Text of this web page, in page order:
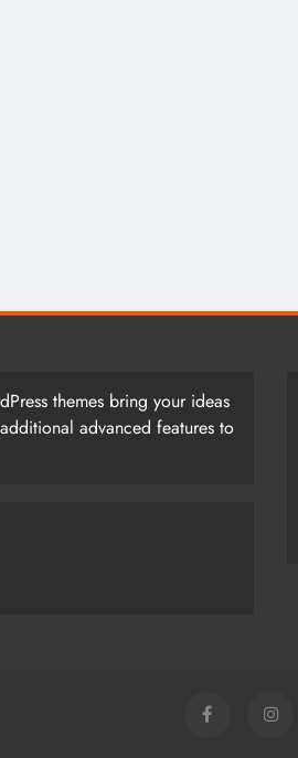
themes bring your ideas
advanced features to